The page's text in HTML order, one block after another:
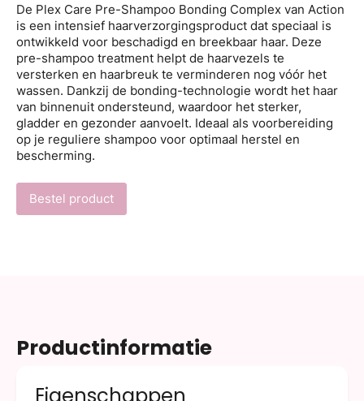
De Plex Care Pre-Shampoo Bonding Complex van Action
is een intensief haarverzorgingsproduct dat speciaal is
ontwikkeld voor beschadigd en breekbaar haar. Deze
pre-shampoo treatment helpt de haarvezels te
versterken en haarbreuk te verminderen nog vóór het
wassen. Dankzij de bonding-technologie wordt het haar
van binnenuit ondersteund, waardoor het sterker,
gladder en gezonder aanvoelt. Ideaal als voorbereiding
op je reguliere shampoo voor optimaal herstel en
bescherming.
Bestel product
Productinformatie